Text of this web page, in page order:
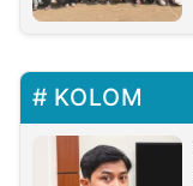
KOLOM